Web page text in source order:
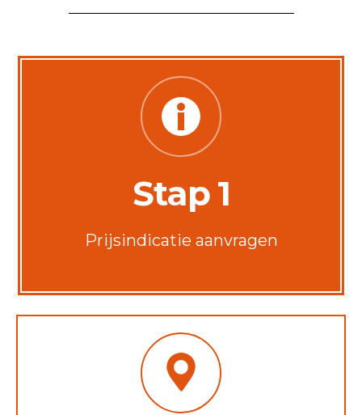
Stap 1
Prijsindicatie aanvragen